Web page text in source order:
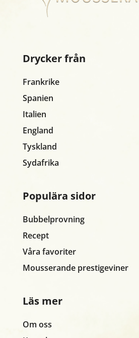
Drycker från
Frankrike
Spanien
Italien
England
Tyskland
Sydafrika
Populära sidor
Bubbelprovning
Recept
Våra favoriter
Mousserande prestigeviner
Läs mer
Om oss